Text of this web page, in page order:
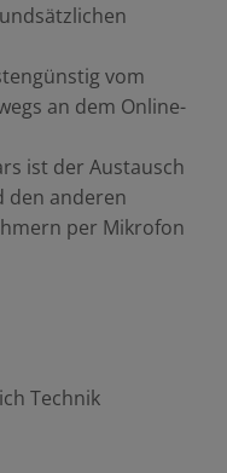
vom
an dem Online-
ist der Austausch
den anderen
per Mikrofon
Technik